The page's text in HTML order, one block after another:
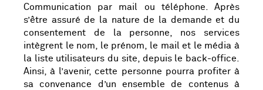
Communication par mail ou téléphone. Après
s’être assuré de la nature de la demande et du
consentement de la personne, nos services
intègrent le nom, le prénom, le mail et le média à
la liste utilisateurs du site, depuis le back-office.
Ainsi, à l’avenir, cette personne pourra profiter à
sa convenance d’un ensemble de contenus à